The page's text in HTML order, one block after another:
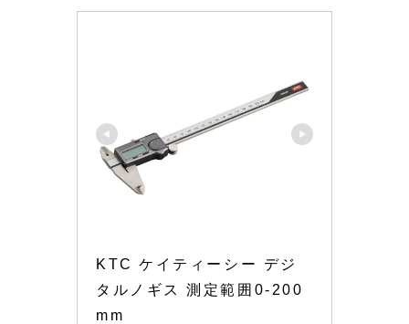
KTC ケイティーシー デジ
タルノギス 測定範囲0-200
mm